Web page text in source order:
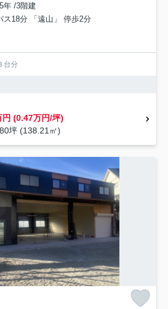
年 /3階建
ス18分 「遠山」 停歩2分
台分
円 (0.47万円/坪)
坪 (138.21㎡)